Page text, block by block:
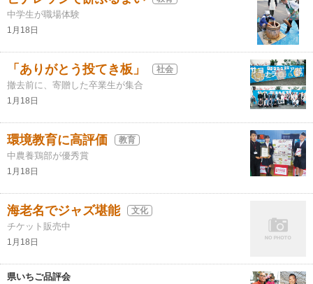
中学生が職場体験
1月18日
「ありがとう投てき板」 社会
撤去前に、寄贈した卒業生が集合
1月18日
環境教育に高評価 教育
中農養鶏部が優秀賞
1月18日
海老名でジャズ堪能 文化
チケット販売中
1月18日
県いちご品評会